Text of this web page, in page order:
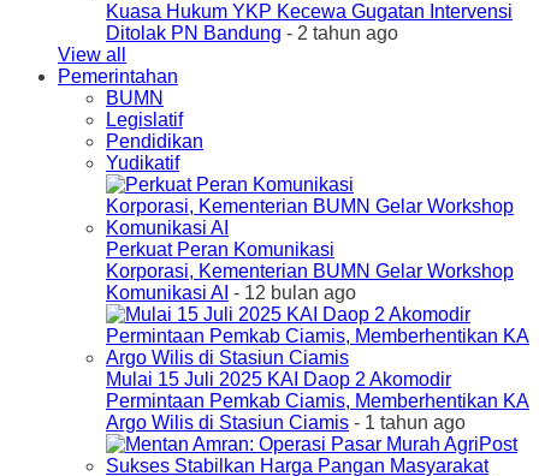
Kuasa Hukum YKP Kecewa Gugatan Intervensi
Ditolak PN Bandung - 2 tahun ago
View all
Pemerintahan
BUMN
Legislatif
Pendidikan
Yudikatif
Perkuat Peran Komunikasi
Korporasi, Kementerian BUMN Gelar Workshop
Komunikasi AI - 12 bulan ago
Mulai 15 Juli 2025 KAI Daop 2 Akomodir
Permintaan Pemkab Ciamis, Memberhentikan KA
Argo Wilis di Stasiun Ciamis - 1 tahun ago